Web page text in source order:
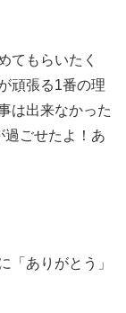
てもらいたく
頑張る1番の理
は出来なかった
ごせたよ！ あ
「ありがとう」